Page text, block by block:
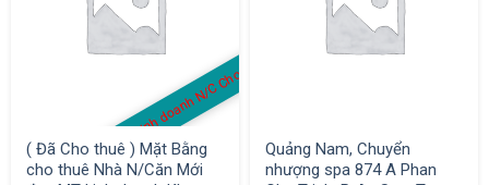
MB kinh doanh N/C Cho thuê
( Đã Cho thuê ) Mặt Bằng
cho thuê Nhà N/Căn Mới
Quảng Nam, Chuyển
nhượng spa 874 A Phan